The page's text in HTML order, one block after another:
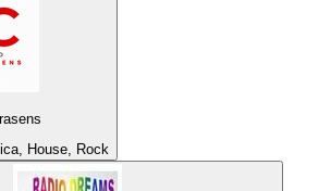
House, Rock